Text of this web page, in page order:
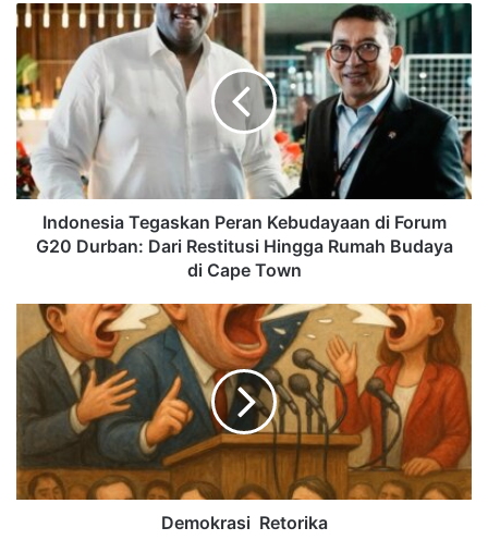
Indonesia Tegaskan Peran Kebudayaan di Forum
G20 Durban: Dari Restitusi Hingga Rumah Budaya
di Cape Town
Demokrasi Retorika